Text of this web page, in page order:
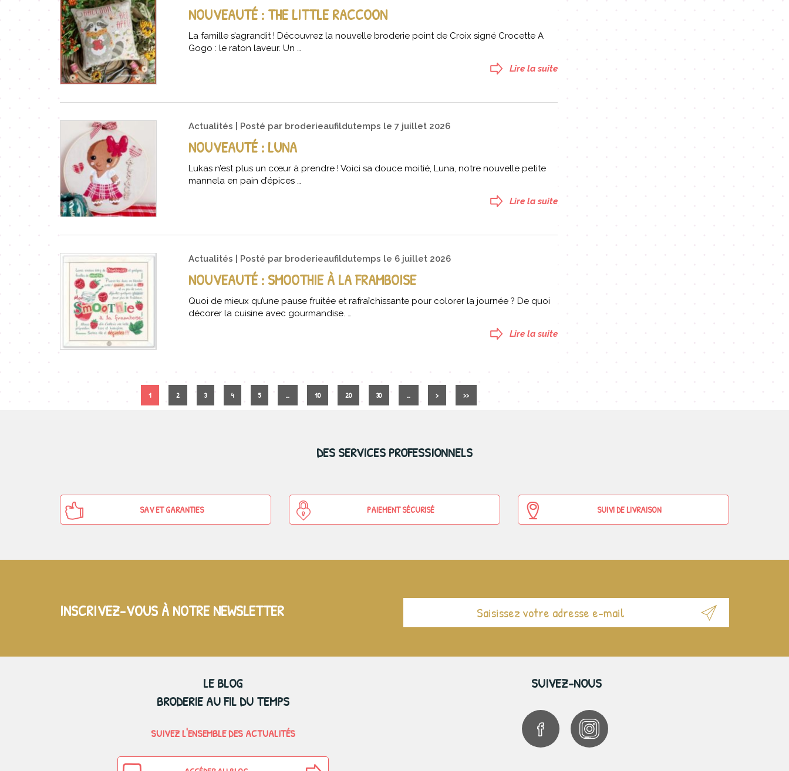
NOUVEAUTÉ : THE LITTLE RACCOON
La famille s’agrandit ! Découvrez la nouvelle broderie point de Croix signé Crocette A
Gogo : le raton laveur. Un …
Lire la suite
Actualités Posté par broderieaufildutemps le7 juillet 2026
NOUVEAUTÉ : LUNA
Lukas n’est plus un cœur à prendre ! Voici sa douce moitié, Luna, notre nouvelle petite
mannela en pain d’épices …
Lire la suite
Actualités Posté par broderieaufildutemps le 6 juillet 2026
NOUVEAUTÉ : SMOOTHIE À LA FRAMBOISE
Quoi de mieux qu’une pause fruitée et rafraîchissante pour colorer la journée ? De quoi
décorer la cuisine avec gourmandise. …
Lire la suite
1 2 3 4 5 … 10 20 30 … > >>
DES SERVICES PROFESSIONNELS
SAV ET GARANTIES PAIEMENT SÉCURISÉ SUIVI DE LIVRAISON
INSCRIVEZ-VOUS À NOTRE NEWSLETTER
LE BLOG
BRODERIE AU FIL DU TEMPS
SUIVEZ L'ENSEMBLE DES ACTUALITÉS
SUIVEZ-NOUS